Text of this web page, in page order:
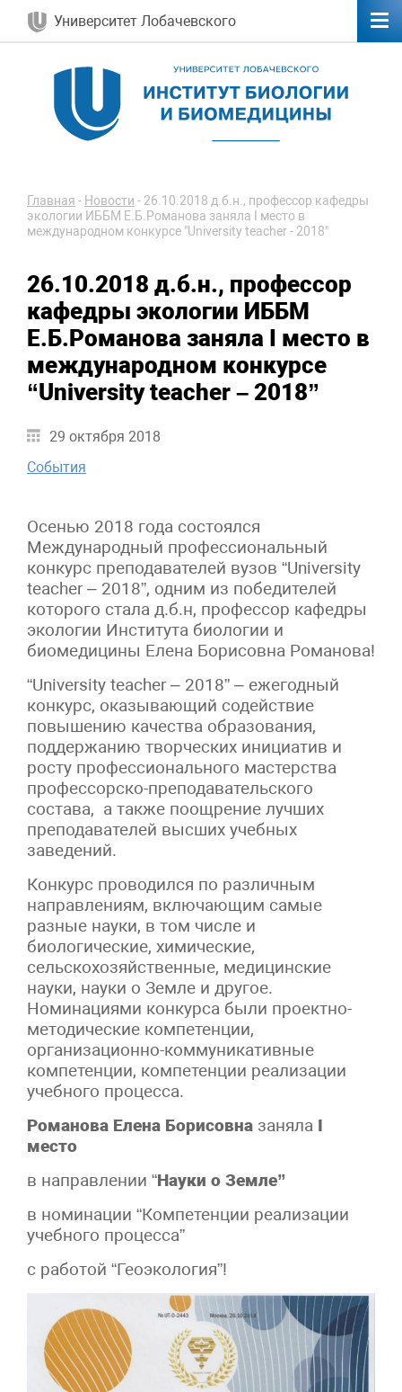
Университет Лобачевского
Главная - Новости - 26.10.2018 д.б.н., профессор кафедры
экологии ИББМ Е.Б.Романова заняла I место в
международном конкурсе "University teacher - 2018"
26.10.2018 д.б.н., профессор
кафедры экологии ИББМ
Е.Б.Романова заняла I место в
международном конкурсе
“University teacher – 2018”
29 октября 2018
События
Осенью 2018 года состоялся
Международный профессиональный
конкурс преподавателей вузов “University
teacher – 2018”, одним из победителей
которого стала д.б.н, профессор кафедры
экологии Института биологии и
биомедицины Елена Борисовна Романова!
“University teacher – 2018” – ежегодный
конкурс, оказывающий содействие
повышению качества образования,
поддержанию творческих инициатив и
росту профессионального мастерства
профессорско-преподавательского
состава, а также поощрение лучших
преподавателей высших учебных
заведений.
Конкурс проводился по различным
направлениям, включающим самые
разные науки, в том числе и
биологические, химические,
сельскохозяйственные, медицинские
науки, науки о Земле и другое.
Номинациями конкурса были проектно-
методические компетенции,
организационно-коммуникативные
компетенции, компетенции реализации
учебного процесса.
Романова Елена Борисовна заняла I
место
в направлении “Науки о Земле”
в номинации “Компетенции реализации
учебного процесса”
с работой “Геоэкология”!